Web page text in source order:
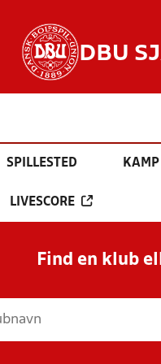
DBU
SPILLESTED KAMP
LIVESCORE
Find en klub